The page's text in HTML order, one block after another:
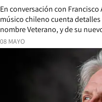
08 MAYO
En conversación con Francisco
músico chileno cuenta
nombre Veterano, y de su